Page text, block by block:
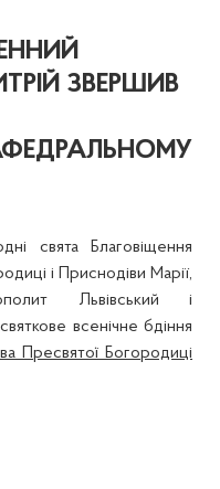
ЗВЕРШИВ
свята Благовіщення
і Приснодіви Марії,
Львівський і
всенічне бдіння
Пресвятої Богородиці